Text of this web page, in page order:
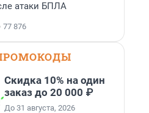
атаки БПЛА
77 876
Скидка 10% на один
заказ до 20 000 ₽
До 31 августа, 2026